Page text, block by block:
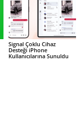
Signal Çoklu Cihaz
Desteği iPhone
Kullanıcılarına Sunuldu